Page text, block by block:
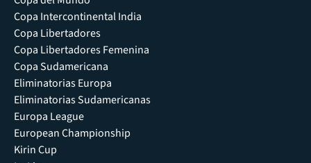
Copa Intercontinental India
Copa Libertadores
Copa Libertadores Femenina
Copa Sudamericana
Eliminatorias Europa
Eliminatorias Sudamericanas
Europa League
European Championship
Kirin Cup